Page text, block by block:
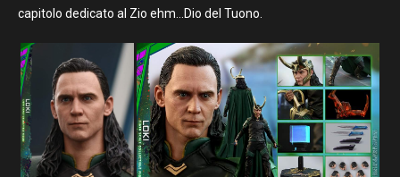
capitolo dedicato al Zio ehm…Dio del Tuono.